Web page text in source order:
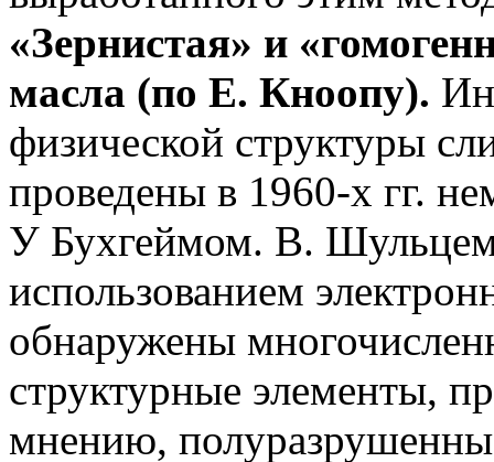
«Зернистая» и
масла (пo Е. Кноопу).
физической структуры
проведены в 1960-х гг.
У Бухгеймом. В.
использованием
обнаружены
структурные элементы,
мнению,